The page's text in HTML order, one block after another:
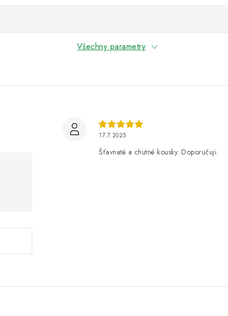
Všechny parametry
17.7.2025
Šťavnaté a chutné kousky. Doporučuji.